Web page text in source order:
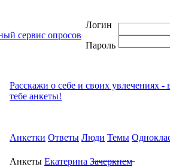
Логин
Пароль
Расскажи о себе и своих увлечениях
тебе анкеты!
Анкетки Ответы Люди Темы
Анкеты Екатерина З̶а̶ч̶е̶р̶к̶н̶е̶м̶